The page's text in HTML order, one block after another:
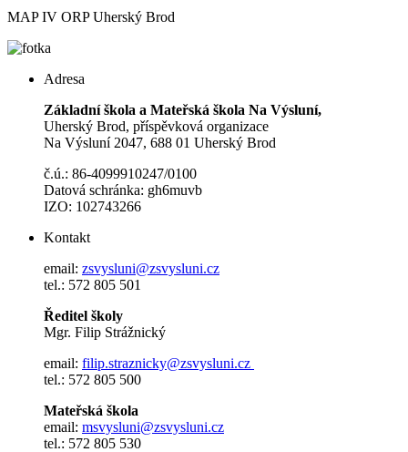
MAP IV ORP Uherský Brod
Adresa
Základní škola a Mateřská škola Na Výsluní,
Uherský Brod, příspěvková organizace
Na Výsluní 2047, 688 01 Uherský Brod
č.ú.: 86-4099910247/0100
Datová schránka: gh6muvb
IZO: 102743266
Kontakt
email: zsvysluni@zsvysluni.cz
tel.: 572 805 501
Ředitel školy
Mgr. Filip Strážnický
email: filip.straznicky@zsvysluni.cz
tel.: 572 805 500
Mateřská škola
email: msvysluni@zsvysluni.cz
tel.: 572 805 530